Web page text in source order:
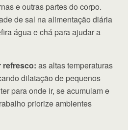
e outras partes do corpo.
de sal na alimentação diária
água e chá para ajudar a
refresco: as altas temperaturas
dilatação de pequenos
para onde ir, se acumulam e
priorize ambientes